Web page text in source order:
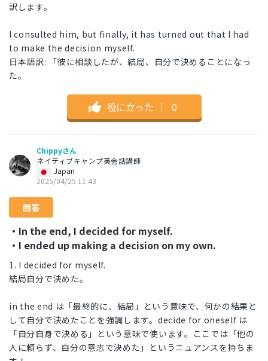
訳します。
I consulted him, but finally, it has turned out that I had
to make the decision myself.
日本語訳: 「彼に相談したが、結局、自分で決めることになっ
た。
役に立った ｜ 0
Chippyさん
ネイティブキャンプ英会話講師
Japan
2025/04/25 11:43
回答
・In the end, I decided for myself.
・I ended up making a decision on my own.
1. I decided for myself.
結局自分で決めた。
in the end は「最終的に、結局」という意味で、何かの結果と
して自分で決めたことを強調します。decide for oneself は
「自分自身で決める」という意味で使います。ここでは「他の
人に頼らず、自分の意志で決めた」というニュアンスを持ちま